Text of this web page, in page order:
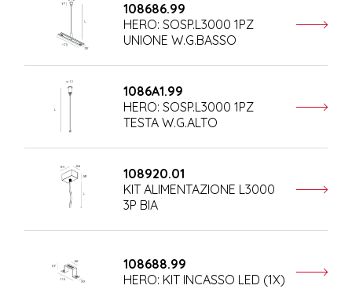
108686.99
HERO: SOSP.L3000 1PZ
UNIONE W.G.BASSO
1086A1.99
HERO: SOSP.L3000 1PZ
TESTA W.G.ALTO
108920.01
KIT ALIMENTAZIONE L3000
3P BIA
108688.99
HERO: KIT INCASSO LED (1X)